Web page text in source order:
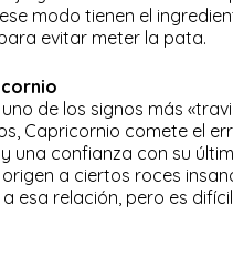
modo tienen el
evitar meter la pata.
de los signos más
Capricornio comete el
una confianza con su
a ciertos roces
esa relación, pero es